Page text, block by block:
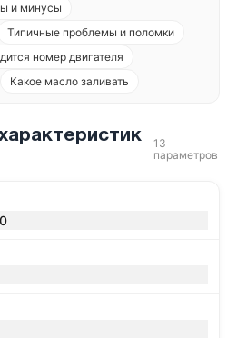
и минусы
Типичные проблемы и поломки
номер двигателя
Какое масло заливать
13
параметров